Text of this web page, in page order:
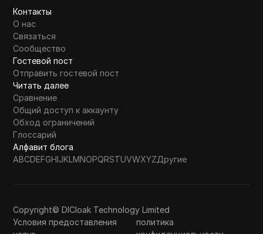
Контакты
О нас
Связаться
Сообщество
Гостевой пост
Отправить гостевой пост
Читать далее
Сравнение
Общий доступ к аккаунту
Обход ограничений
Глоссарий
Алфавит блога
ABCDEFGHIJKLMNOPQRSTUVWXYZДругие
Copyright© DICloak Technology Limited
Условия предоставления
политика